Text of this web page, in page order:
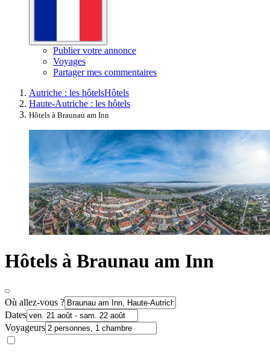
Publier votre annonce
Voyages
Partager mes commentaires
Autriche : les hôtelsHôtels
Haute-Autriche : les hôtels
Hôtels à Braunau am Inn
Hôtels à Braunau am Inn
Où allez-vous ?
Dates
Voyageurs